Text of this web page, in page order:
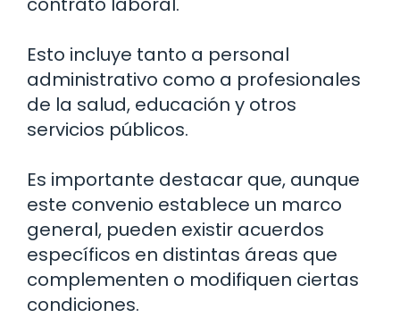
Esto incluye tanto a personal
administrativo como a profesionales
de la salud, educación y otros
servicios públicos.
Es importante destacar que, aunque
este convenio establece un marco
general, pueden existir acuerdos
específicos en distintas áreas que
complementen o modifiquen ciertas
condiciones.